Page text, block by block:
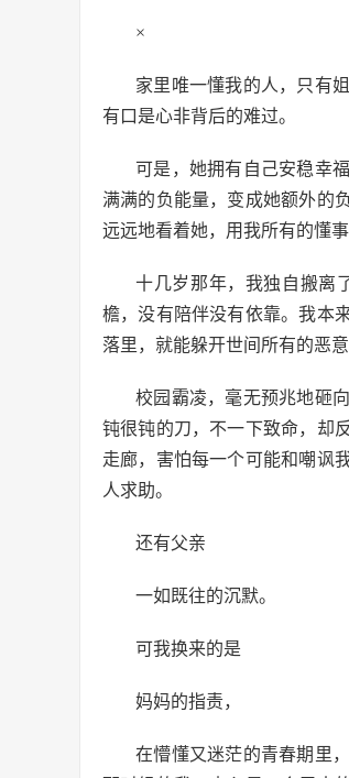
×
家里唯一懂我的人，只有
有口是心非背后的难过。
可是，她拥有自己安稳幸
满满的负能量，变成她额外的
远远地看着她，用我所有的懂
十几岁那年，我独自搬离
檐，没有陪伴没有依靠。我本
落里，就能躲开世间所有的恶
校园霸凌，毫无预兆地砸
钝很钝的刀，不一下致命，却
走廊，害怕每一个可能和嘲讽
人求助。
还有父亲
一如既往的沉默。
可我换来的是
妈妈的指责，
在懵懂又迷茫的青春期里